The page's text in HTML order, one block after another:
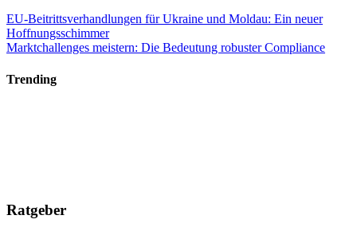
EU-Beitrittsverhandlungen für Ukraine und Moldau: Ein neuer
Hoffnungsschimmer
Marktchallenges meistern: Die Bedeutung robuster Compliance
Trending
Ratgeber